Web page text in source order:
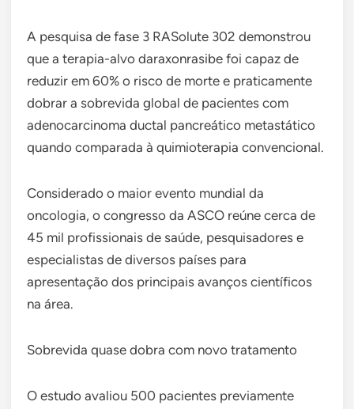
A pesquisa de fase 3 RASolute 302 demonstrou
que a terapia-alvo daraxonrasibe foi capaz de
reduzir em 60% o risco de morte e praticamente
dobrar a sobrevida global de pacientes com
adenocarcinoma ductal pancreático metastático
quando comparada à quimioterapia convencional.
Considerado o maior evento mundial da
oncologia, o congresso da ASCO reúne cerca de
45 mil profissionais de saúde, pesquisadores e
especialistas de diversos países para
apresentação dos principais avanços científicos
na área.
Sobrevida quase dobra com novo tratamento
O estudo avaliou 500 pacientes previamente